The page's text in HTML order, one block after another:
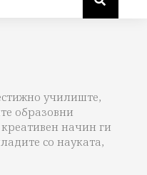
училиште,
образовни
начин ги
со науката,